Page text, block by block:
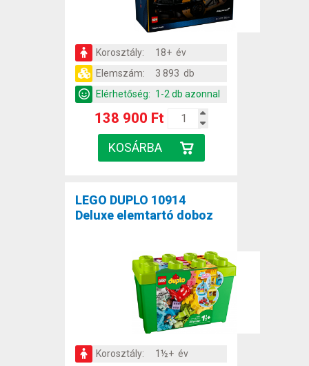
Korosztály:
18+ év
Elemszám:
3 893 db
Elérhetőség: 1-2 db azonnal
138 900 Ft
LEGO DUPLO 10914
Deluxe elemtartó doboz
Korosztály:
1½+ év